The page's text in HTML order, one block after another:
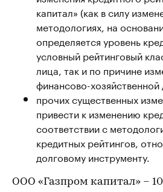
капитал» (как в силу
методологиях, на
определяется уровень
условный рейтинговый
лица, так и по причине
финансово-хозяйственной
прочих существенных
привести к изменению
соответствии с
кредитных рейтингов,
долговому инструменту.
ООО «Газпром капитал» –